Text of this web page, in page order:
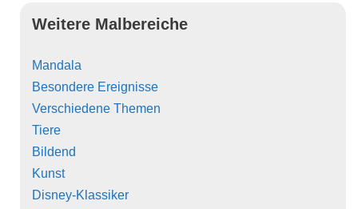
Weitere Malbereiche
Mandala
Besondere Ereignisse
Verschiedene Themen
Tiere
Bildend
Kunst
Disney-Klassiker